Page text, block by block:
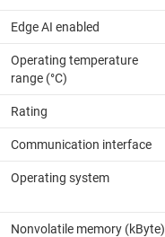
Edge AI enabled
Operating temperature
range (°C)
Rating
Communication interface
Operating system
Nonvolatile memory (kByte)